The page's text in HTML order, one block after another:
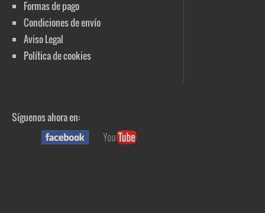
Formas de pago
Condiciones de envío
Aviso Legal
Política de cookies
Síguenos ahora en: